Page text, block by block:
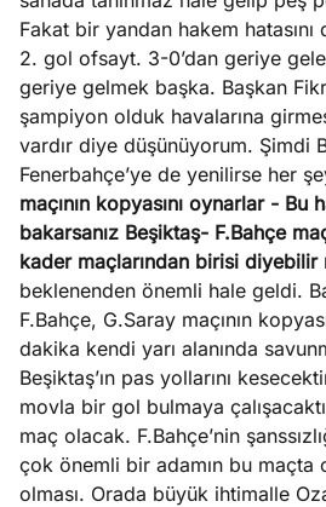
Fakat bir yandan hakem hatasını
2. gol ofsayt. 3-0’dan geriye
geriye gelmek başka. Başkan
şampiyon olduk havalarına
vardır diye düşünüyorum. Şimdi
Fenerbahçe’ye de yenilirse her
maçının kopyasını oynarlar - Bu
bakarsanız Beşiktaş- F.Bahçe
kader maçlarından birisi diyebilir
beklenenden önemli hale geldi.
F.Bahçe, G.Saray maçının
dakika kendi yarı alanında
Beşiktaş’ın pas yollarını
movla bir gol bulmaya
maç olacak. F.Bahçe’nin
çok önemli bir adamın bu maçta
olması. Orada büyük ihtimalle